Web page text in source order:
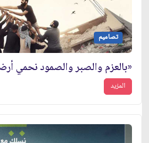
تصاميم
«بالعزم والصبر والصمود نحمي
المزيد